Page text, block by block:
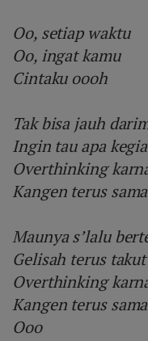
Oo, setiap waktu
Oo, ingat kamu
Cintaku oooh
Tak bisa jauh
Ingin tau apa
Overthinking
Kangen terus
Maunya s’lalu
Gelisah terus
Overthinking
Kangen terus
Ooo